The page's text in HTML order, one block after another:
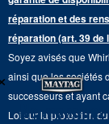
Pièces de rechange
Aide sur les produits
Suivre ma commande
Services de livraison et
Qualité Commerciale
Duos de Lessive
Fours muraux
Hottes
Fours à micro-ondes
Monsieur Maytag
Carrières
réparation et des
réparation (art. 39
Soyez avisés que
ainsi que les sociétés
successeurs et ayant
Loi sur la protection
Ne manquez